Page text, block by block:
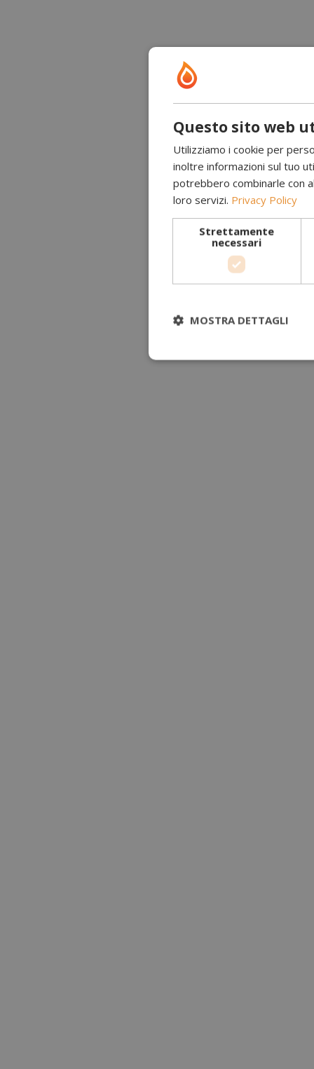
Questo sito web
Utilizziamo i cookie per
inoltre informazioni sul tuo
potrebbero combinarle con
loro servizi. Privacy Policy
Strettamente
necessari
MOSTRA DETTAGLI